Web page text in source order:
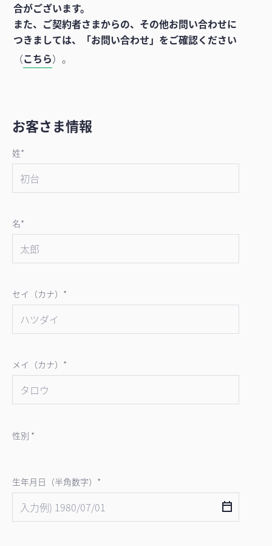
合がございます。
また、ご契約者さまからの、その他お問い合わせに
つきましては、「お問い合わせ」をご確認ください
（こちら）。
お客さま情報
姓*
名*
セイ（カナ）*
メイ（カナ）*
性別 *
生年月日（半角数字）*